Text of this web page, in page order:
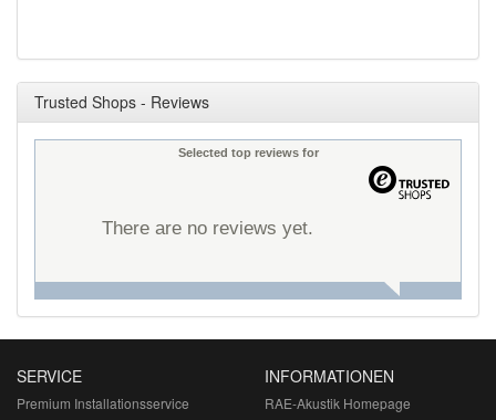
Trusted Shops - Reviews
Selected top reviews for
There are no reviews yet.
SERVICE
Premium Installationsservice
INFORMATIONEN
RAE-Akustik Homepage